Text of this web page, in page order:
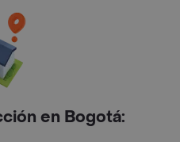
en Bogotá: